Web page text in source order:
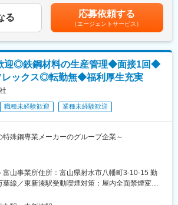
業、CSO(医薬品営業支援)事業、ヘルスケア事
Pharma Model；新しいプラットフォーム型
でビジネスを拡大させ、絶え間なく続く激動の事
ながら、着実に成長・発展を実現しています。
で培ってきた豊富な実績と経験を活用し、医薬品
機器、機能性食品、医薬部外品、化粧品などの
っています。日本におけるCRO業界の立ち上げ
ウハウと十分な経験・知識を持つ私たちだから
、そして私たちにしかできない最良で最適なサー
社の定める業務
品質を整える設備の操作
や成分の調整
型に流し込み、固める作業
レーンや各種設備を使用します。業務に必要な資
社負担で取得できます。
迎します。入社後は先輩社員が基礎から丁寧に指
て一人前へ育成する予定です。製造業が初めての
スタートできる環境です。
械など、私たちの生活や産業を支えるモノづくり
できます。
にも積極的に取り組んでいます。夏季には水分補
梅干し・塩飴を配布するなど、働きやすい環境づ
が負担。U・Iターン転職も歓迎しています。
ら最大20日の有給休暇を付与。平均13～14日／年
円賃金はあくまでも目安の金額であり、選考
る可能性があります。月給(月額)は固定手当を含め
る 応募依頼する
（エージェントサービス）
迎◎鉄鋼材料の生産管理◆面接1回◆
ックス◎転勤無◆福利厚生充実
職種未経験歓迎 業種未経験歓迎
特殊鋼専業メーカーのグループ企業～
造における工程管理業務、およびそれに伴う調整
に積極的に取り組んでいます。
補給用ドリンク・梅干し・塩飴の配布も行ってい
富山事業所住所：富山県射水市八幡町3-10-15 勤
葉線／東新湊駅受動喫煙対策：屋内全面禁煙変更
定める事業所